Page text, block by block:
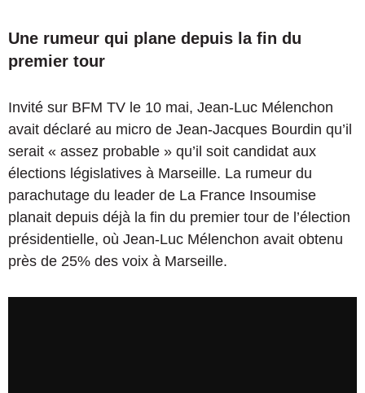
Une rumeur qui plane depuis la fin du
premier tour
Invité sur BFM TV le 10 mai, Jean-Luc Mélenchon
avait déclaré au micro de Jean-Jacques Bourdin qu’il
serait « assez probable » qu’il soit candidat aux
élections législatives à Marseille. La rumeur du
parachutage du leader de La France Insoumise
planait depuis déjà la fin du premier tour de l’élection
présidentielle, où Jean-Luc Mélenchon avait obtenu
près de 25% des voix à Marseille.